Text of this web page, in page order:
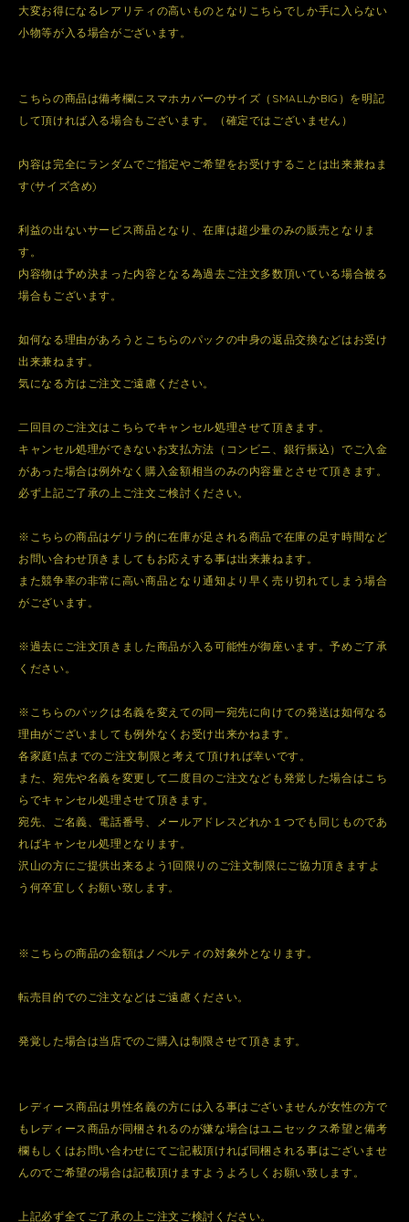
大変お得になるレアリティの高いものとなりこちらでしか手に入らない
小物等が入る場合がございます。
こちらの商品は備考欄にスマホカバーのサイズ（SMALLかBIG）を明記
して頂ければ入る場合もございます。（確定ではございません）
内容は完全にランダムでご指定やご希望をお受けすることは出来兼ねま
す(サイズ含め)
利益の出ないサービス商品となり、在庫は超少量のみの販売となりま
す。
内容物は予め決まった内容となる為過去ご注文多数頂いている場合被る
場合もございます。
如何なる理由があろうとこちらのパックの中身の返品交換などはお受け
出来兼ねます。
気になる方はご注文ご遠慮ください。
二回目のご注文はこちらでキャンセル処理させて頂きます。
キャンセル処理ができないお支払方法（コンビニ、銀行振込）でご入金
があった場合は例外なく購入金額相当のみの内容量とさせて頂きます。
必ず上記ご了承の上ご注文ご検討ください。
※こちらの商品はゲリラ的に在庫が足される商品で在庫の足す時間など
お問い合わせ頂きましてもお応えする事は出来兼ねます。
また競争率の非常に高い商品となり通知より早く売り切れてしまう場合
がございます。
※過去にご注文頂きました商品が入る可能性が御座います。予めご了承
ください。
※こちらのパックは名義を変えての同一宛先に向けての発送は如何なる
理由がございましても例外なくお受け出来かねます。
各家庭1点までのご注文制限と考えて頂ければ幸いです。
また、宛先や名義を変更して二度目のご注文なども発覚した場合はこち
らでキャンセル処理させて頂きます。
宛先、ご名義、電話番号、メールアドレスどれか１つでも同じものであ
ればキャンセル処理となります。
沢山の方にご提供出来るよう1回限りのご注文制限にご協力頂きますよ
う何卒宜しくお願い致します。
※こちらの商品の金額はノベルティの対象外となります。
転売目的でのご注文などはご遠慮ください。
発覚した場合は当店でのご購入は制限させて頂きます。
レディース商品は男性名義の方には入る事はございませんが女性の方で
もレディース商品が同梱されるのが嫌な場合はユニセックス希望と備考
欄もしくはお問い合わせにてご記載頂ければ同梱される事はございませ
んのでご希望の場合は記載頂けますようよろしくお願い致します。
上記必ず全てご了承の上ご注文ご検討ください。